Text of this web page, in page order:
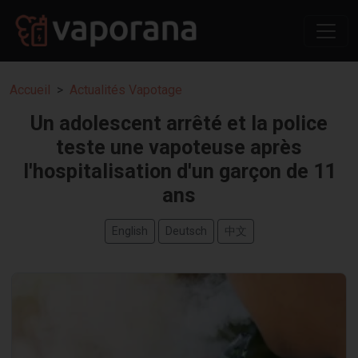
Accueil Actualités Vapotage
Un adolescent arrêté et la police
teste une vapoteuse après
l'hospitalisation d'un garçon de 11
ans
English Deutsch 中文